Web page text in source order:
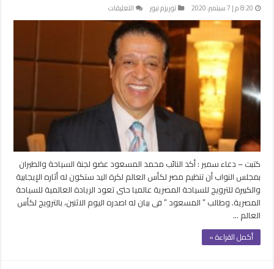
8:20 م | 7 سبتمبر، 2020 توريزم نيوز التعليقات
نواب
مصر
لكأس
اليد
المصرية
مغلقة
كتبت – دعاء سمير : أكد النائب محمد المسعود عضو لجنة السياحة والطيران
بمجلس النواب أن تنظيم مصر لكأس العالم لكرة اليد ستكون له أثاره الإيجابية
والكبيرة للترويج للسياحة المصرية عالميا حتى تعود الريادة العالمية للسياحة
المصرية. وطالب ” المسعود ” فى بيان له اصدره اليوم الاثنين، بالترويج لكأس
العالم …
أكمل القراءة »